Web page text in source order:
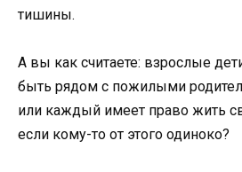
тишины.
А вы как считаете: взрослые
быть рядом с пожилыми
или каждый имеет право жить
если кому-то от этого одиноко?